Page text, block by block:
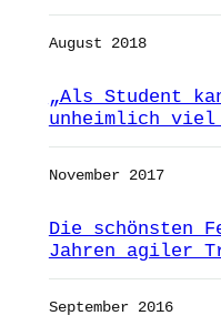
August 2018
„Als Student
unheimlich viel
November 2017
Die schönsten
Jahren agiler
September 2016